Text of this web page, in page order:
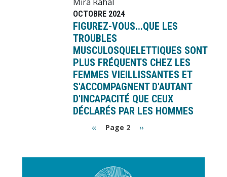
OCTOBRE 2024
FIGUREZ-VOUS...QUE LES
TROUBLES
MUSCULOSQUELETTIQUES SONT
PLUS FRÉQUENTS CHEZ LES
FEMMES VIEILLISSANTES ET
S'ACCOMPAGNENT D'AUTANT
D'INCAPACITÉ QUE CEUX
DÉCLARÉS PAR LES HOMMES
Page
‹‹ Page 2
Page
››